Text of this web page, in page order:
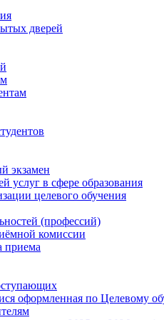
дверей
экзамен
услуг в сфере образования
целевого обучения
(профессий)
комиссии
приема
оформленная по Целевому